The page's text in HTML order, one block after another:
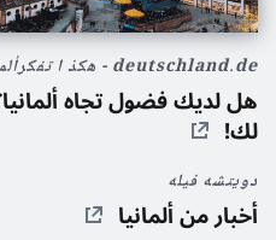
deutschland.de - ھکذ ا تفکرألمانيا
هل لديك فضول تجاه
لك!
دويتشه فيله
أخبار من ألمانيا